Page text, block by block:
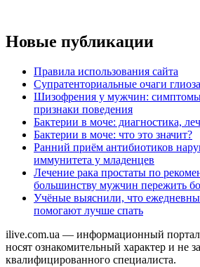
Новые публикации
Правила использования сайта
Супратенториальные очаги глиоза
Шизофрения у мужчин:
признаки поведения
Бактерии в моче: диагностика,
Бактерии в моче: что это значит?
Ранний приём антибиотиков
иммунитета у младенцев
Лечение рака простаты по
большинству мужчин пережить
Учёные выяснили, что
помогают лучше спать
ilive.com.ua — информационный
носят ознакомительный характер и не
квалифицированного специалиста.